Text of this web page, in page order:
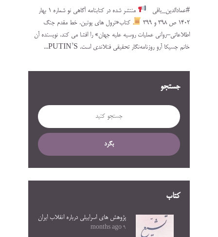
#عمادالدین_باقی
منتشر شده در کتابنامه آگاهی نو شماره ۱ بهار
۱۴۰۲ ص ۳۹۸ و ۳۹۹
کتاب«ترول های پوتین. خط مقدم جنگ
اطلاعاتی–روانی عملیات روسیه علیه جهان» را افشا می کند. نویسنده آن
خانم جسیکا آرو روزنامه‌نگار تحقیقی فنلاندی است. PUTIN’S...
جستجو
بگرد
کتاب
پژوهش های اسراییلی درباره انقلاب ایران
9 months ago